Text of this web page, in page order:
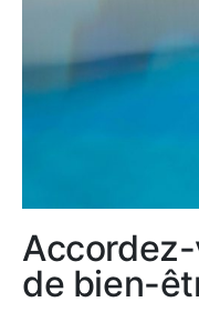
de bien-